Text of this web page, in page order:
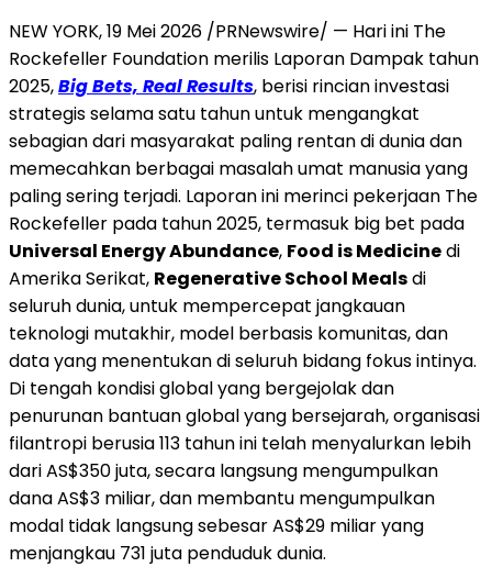
NEW YORK,19 Mei 2026 /PRNewswire/ — Hari ini The
Rockefeller Foundation merilis Laporan Dampak tahun
2025,Big Bets, Real Results, berisi rincian investasi
strategis selama satu tahun untuk mengangkat
sebagian dari masyarakat paling rentan di dunia dan
memecahkan berbagai masalah umat manusia yang
paling sering terjadi. Laporan ini merinci pekerjaan The
Rockefeller pada tahun 2025, termasuk big bet pada
Universal Energy Abundance, Food is Medicinedi
Amerika Serikat, Regenerative School Mealsdi
seluruh dunia, untuk mempercepat jangkauan
teknologi mutakhir, model berbasis komunitas, dan
data yang menentukan di seluruh bidang fokus intinya.
Di tengah kondisi global yang bergejolak dan
penurunan bantuan global yang bersejarah, organisasi
filantropi berusia 113 tahun ini telah menyalurkan lebih
dari AS$350 juta, secara langsung mengumpulkan
dana AS$3 miliar, dan membantu mengumpulkan
modal tidak langsung sebesar AS$29 miliar yang
menjangkau 731 juta penduduk dunia.